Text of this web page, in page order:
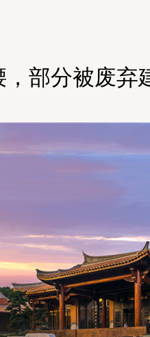
部分被废